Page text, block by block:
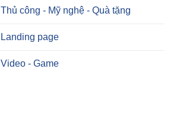
Thủ công - Mỹ nghệ - Quà tặng
Landing page
Video - Game